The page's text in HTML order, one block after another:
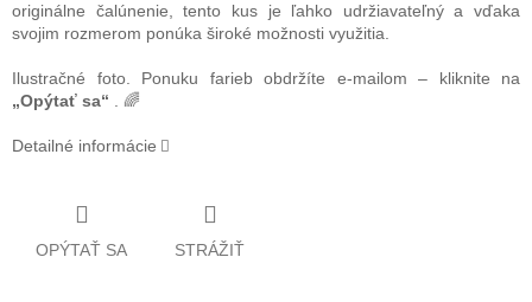
originálne čalúnenie, tento kus je ľahko udržiavateľný a vďaka
svojim rozmerom ponúka široké možnosti využitia.
Ilustračné foto. Ponuku farieb obdržíte e-mailom – kliknite na
„Opýtať sa“ . 🌈
Detailné informácie
OPÝTAŤ SA STRÁŽIŤ